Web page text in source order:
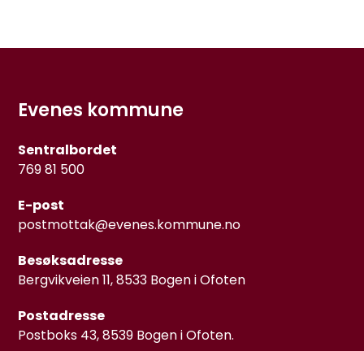
Evenes kommune
Sentralbordet
769 81 500
E-post
postmottak@evenes.kommune.no
Besøksadresse
Bergvikveien 11, 8533 Bogen i Ofoten
Postadresse
Postboks 43, 8539 Bogen i Ofoten.